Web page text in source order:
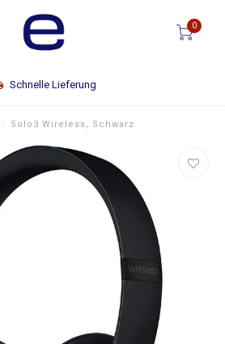
0
Schnelle Lieferung
/ Solo3 Wireless, Schwarz